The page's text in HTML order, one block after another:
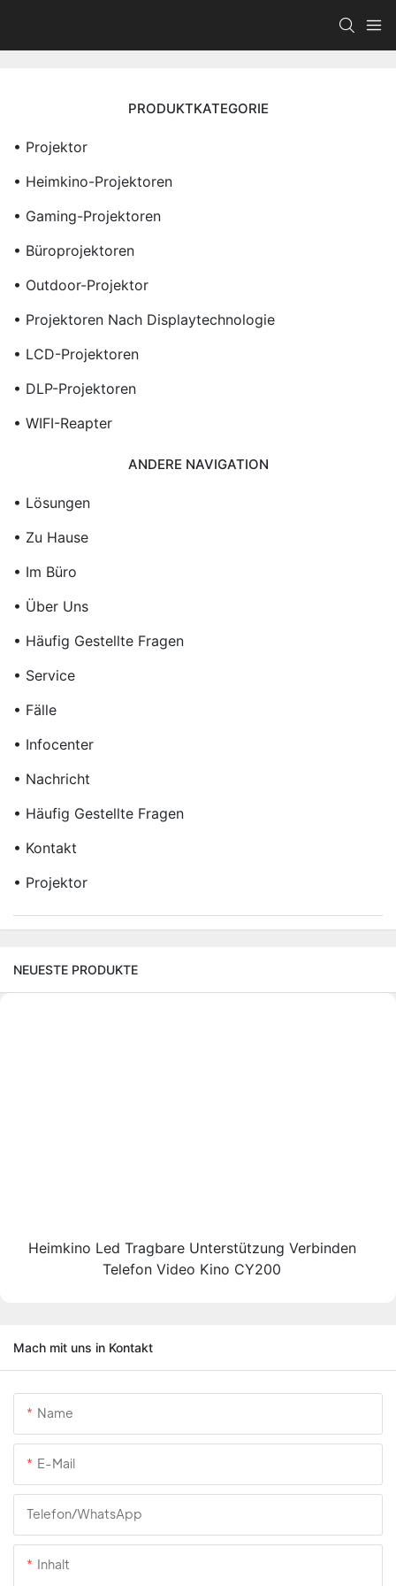
PRODUKTKATEGORIE
• Projektor
• Heimkino-Projektoren
• Gaming-Projektoren
• Büroprojektoren
• Outdoor-Projektor
• Projektoren Nach Displaytechnologie
• LCD-Projektoren
• DLP-Projektoren
• WIFI-Reapter
ANDERE NAVIGATION
• Lösungen
• Zu Hause
• Im Büro
• Über Uns
• Häufig Gestellte Fragen
• Service
• Fälle
• Infocenter
• Nachricht
• Häufig Gestellte Fragen
• Kontakt
• Projektor
NEUESTE PRODUKTE
Heimkino Led Tragbare Unterstützung Verbinden
Telefon Video Kino CY200
Mach mit uns in Kontakt
Name
E-Mail
Telefon/WhatsApp
Inhalt